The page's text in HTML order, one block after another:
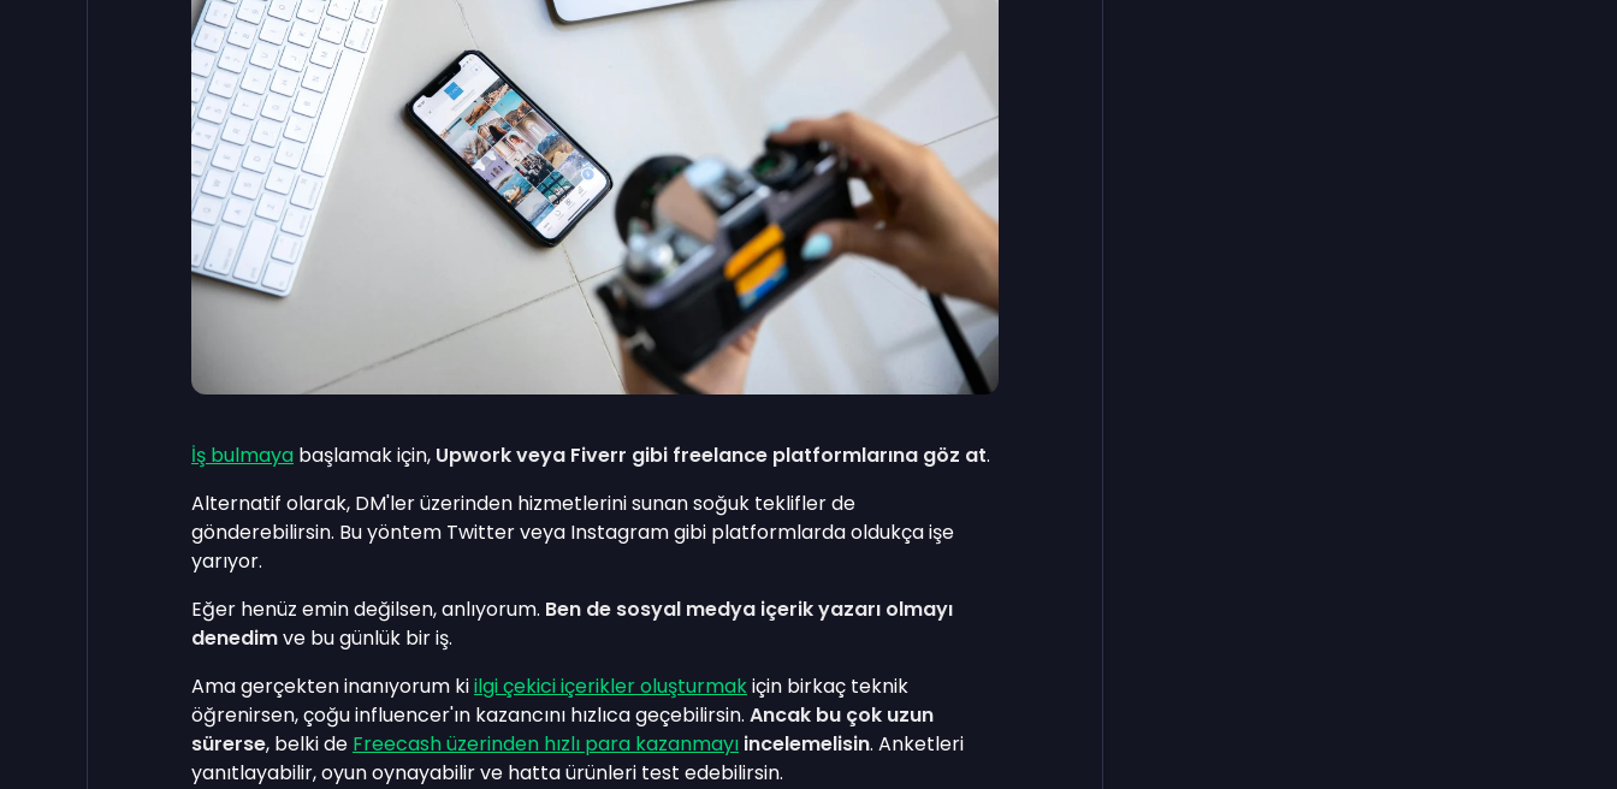
İş bulmaya başlamak için, Upwork veya Fiverr gibi freelance platformlarına göz at.
Alternatif olarak, DM'ler üzerinden hizmetlerini sunan soğuk teklifler de
gönderebilirsin. Bu yöntem Twitter veya Instagram gibi platformlarda oldukça işe
yarıyor.
Eğer henüz emin değilsen, anlıyorum. Ben de sosyal medya içerik yazarı olmayı
denedimve bu günlük bir iş.
Ama gerçekten inanıyorum kiilgi çekici içerikler oluşturmakiçin birkaç teknik
öğrenirsen, çoğu influencer'ın kazancını hızlıca geçebilirsin. Ancak bu çok uzun
sürerse, belki de Freecash üzerinden hızlı para kazanmayı incelemelisin. Anketleri
yanıtlayabilir, oyun oynayabilir ve hatta ürünleri test edebilirsin.